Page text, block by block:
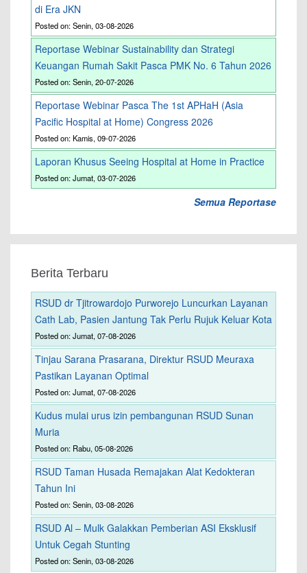
di Era JKN
Posted on: Senin, 03-08-2026
Reportase Webinar Sustainability dan Strategi
Keuangan Rumah Sakit Pasca PMK No. 6 Tahun 2026
Posted on: Senin, 20-07-2026
Reportase Webinar Pasca The 1st APHaH (Asia
Pacific Hospital at Home) Congress 2026
Posted on: Kamis, 09-07-2026
Laporan Khusus Seeing Hospital at Home in Practice
Posted on: Jumat, 03-07-2026
Semua Reportase
Berita Terbaru
RSUD dr Tjitrowardojo Purworejo Luncurkan Layanan
Cath Lab, Pasien Jantung Tak Perlu Rujuk Keluar Kota
Posted on: Jumat, 07-08-2026
Tinjau Sarana Prasarana, Direktur RSUD Meuraxa
Pastikan Layanan Optimal
Posted on: Jumat, 07-08-2026
Kudus mulai urus izin pembangunan RSUD Sunan
Muria
Posted on: Rabu, 05-08-2026
RSUD Taman Husada Remajakan Alat Kedokteran
Tahun Ini
Posted on: Senin, 03-08-2026
RSUD Al – Mulk Galakkan Pemberian ASI Eksklusif
Untuk Cegah Stunting
Posted on: Senin, 03-08-2026